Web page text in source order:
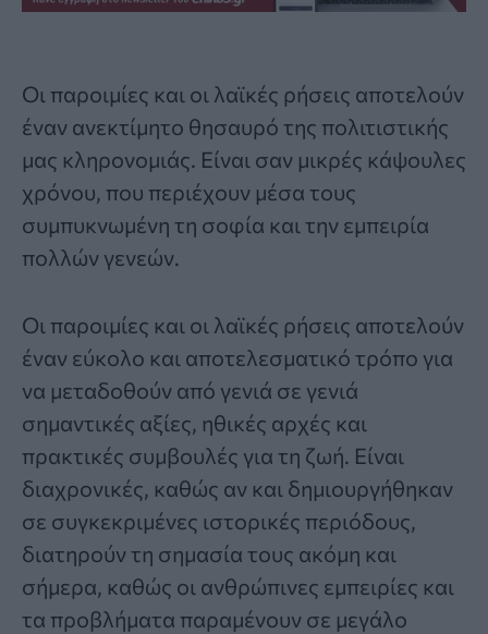
Οι παροιμίες και οι λαϊκές ρήσεις αποτελούν
έναν ανεκτίμητο θησαυρό της πολιτιστικής
μας κληρονομιάς. Είναι σαν μικρές κάψουλες
χρόνου, που περιέχουν μέσα τους
συμπυκνωμένη τη σοφία και την εμπειρία
πολλών γενεών.
Οι παροιμίες και οι λαϊκές ρήσεις αποτελούν
έναν εύκολο και αποτελεσματικό τρόπο για
να μεταδοθούν από γενιά σε γενιά
σημαντικές αξίες, ηθικές αρχές και
πρακτικές συμβουλές για τη ζωή. Είναι
διαχρονικές, καθώς αν και δημιουργήθηκαν
σε συγκεκριμένες ιστορικές περιόδους,
διατηρούν τη σημασία τους ακόμη και
σήμερα, καθώς οι ανθρώπινες εμπειρίες και
τα προβλήματα παραμένουν σε μεγάλο